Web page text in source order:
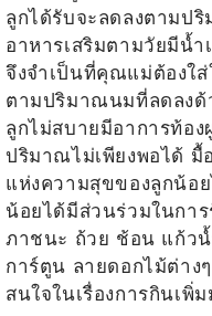
ลูกได้รับจะลดลงตามป
อาหารเสริมตามวัยมีน้
จึงจำเป็นที่คุณแม่ต้องใ
ตามปริมาณนมที่ลดลง
ลูกไม่สบายมีอาการท้อง
ปริมาณไม่เพียงพอได้ มื้
แห่งความสุขของลูกน้อ
น้อยได้มีส่วนร่วมในกา
ภาชนะ ถ้วย ช้อน แก้ว
การ์ตูน ลายดอกไม้ต่าง
สนใจในเรื่องการกินเพิ่